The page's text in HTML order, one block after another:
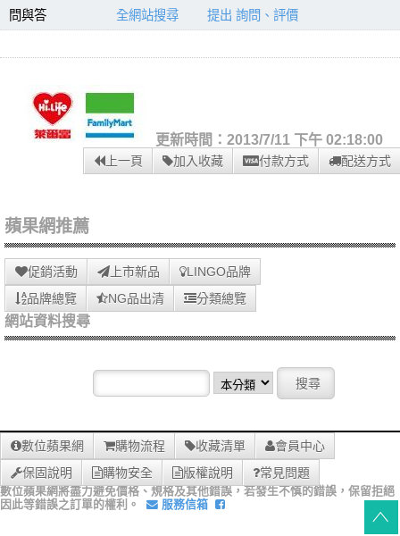
問與答 全網站搜尋 提出 詢問、評價
更新時間：2013/7/11 下午 02:18:00
上一頁 加入收藏 付款方式 配送方式
蘋果網推薦
促銷活動 上市新品
LINGO品牌
品牌總覽
NG品出清 分類總覽
網站資料搜尋
數位蘋果網 購物流程 收藏清單
會員中心
保固說明
購物安全 版權說明 常見問題
數位蘋果網將盡力避免價格、規格及其他錯誤，若發生不慎的錯誤，保留拒絕
因此等錯誤之訂單的權利。
服務信箱